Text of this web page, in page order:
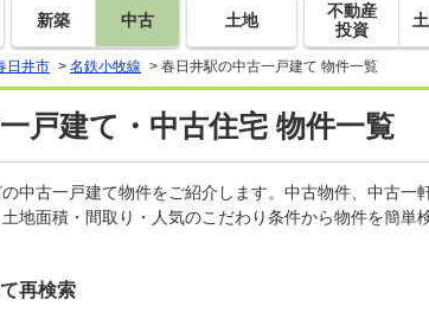
新築 中古 土地
不動産
投資
日井市 > 名鉄小牧線 > 春日井駅の中古一戸建て 物件一覧
戸建て・中古住宅 物件一覧
中古一戸建て物件をご紹介します。中古物件、中古一
地面積・間取り・人気のこだわり条件から物件を簡
再検索